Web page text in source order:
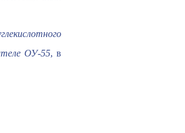
ОУ-55, в